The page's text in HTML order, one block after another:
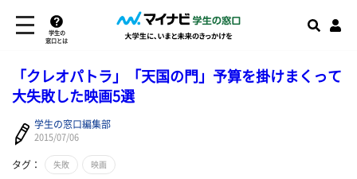
学生の
窓口とは
「クレオパトラ」「天国の門」予算を掛けまくって
大失敗した映画5選
学生の窓口編集部
2015/07/06
タグ： 失敗 映画